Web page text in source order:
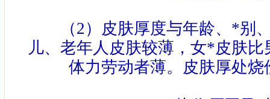
（2 ）皮肤厚度与年龄、*别
儿、老年人皮肤较薄，女*皮肤
体力劳动者薄。皮肤厚处